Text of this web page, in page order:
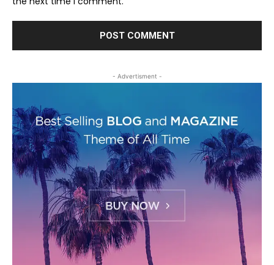
- Advertisment -